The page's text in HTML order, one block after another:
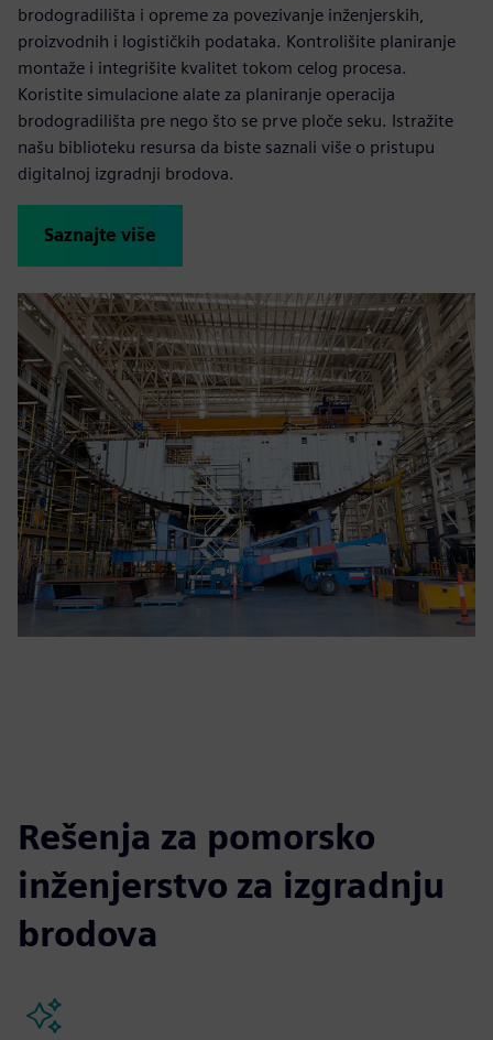
brodogradilišta i opreme za povezivanje inženjerskih,
proizvodnih i logističkih podataka. Kontrolišite planiranje
montaže i integrišite kvalitet tokom celog procesa.
Koristite simulacione alate za planiranje operacija
brodogradilišta pre nego što se prve ploče seku. Istražite
našu biblioteku resursa da biste saznali više o pristupu
digitalnoj izgradnji brodova.
Saznajte više
Rešenja za pomorsko
inženjerstvo za izgradnju
brodova